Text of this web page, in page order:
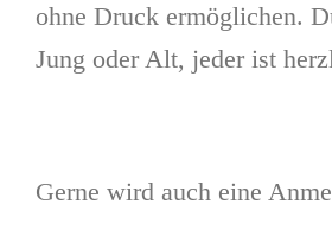
ohne Druck ermöglichen.
Jung oder Alt, jeder ist
Gerne wird auch eine